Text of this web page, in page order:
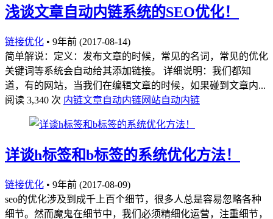
浅谈文章自动内链系统的SEO优化！
链接优化 • 9年前 (2017-08-14)
简单解说：定义：发布文章的时候，常见的名词，常见的优化
关键词等系统会自动给其添加链接。 详细说明：我们都知
道，有的网站，当我们在编辑文章的时候，如果碰到文章内...
阅读 3,340 次 内链文章自动内链网站自动内链
详谈h标签和b标签的系统优化方法！
链接优化 • 9年前 (2017-08-09)
seo的优化涉及到成千上百个细节，很多人总是容易忽略各种
细节。然而魔鬼在细节中，我们必须精细化运营，注重细节，